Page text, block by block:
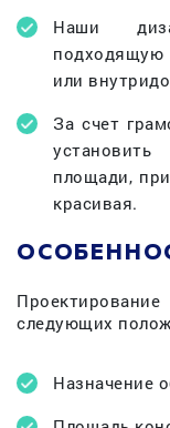
Наши
или
За счет
площади,
красивая.
следующих
Назначение